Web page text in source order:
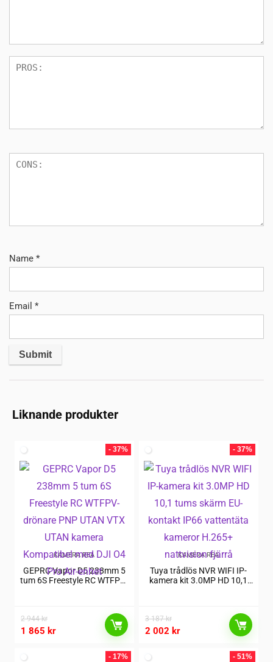
Name *
Email *
Liknande produkter
- 37%
KAMERA REA
GEPRC Vapor D5 238mm 5
tum 6S Freestyle RC WTFPV-
2 944kr
1 865 kr
- 37%
KAMERA REA
Tuya trådlös NVR WIFI IP-
kamera kit 3.0MP HD 10,1
3 187kr
2 002 kr
- 17% - 51%